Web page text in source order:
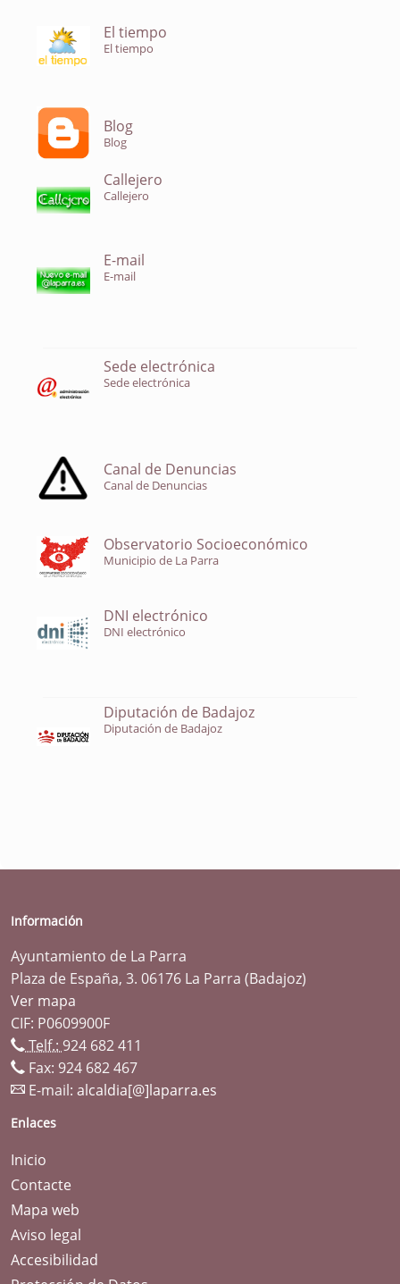
El tiempo
El tiempo
Blog
Blog
Callejero
Callejero
E-mail
E-mail
Sede electrónica
Sede electrónica
Canal de Denuncias
Canal de Denuncias
Observatorio Socioeconómico
Municipio de La Parra
DNI electrónico
DNI electrónico
Diputación de Badajoz
Diputación de Badajoz
Información
Ayuntamiento de La Parra
Plaza de España, 3. 06176 La Parra (Badajoz)
Ver mapa
CIF: P0609900F
Telf.: 924 682 411
Fax: 924 682 467
E-mail: alcaldia[@]laparra.es
Enlaces
Inicio
Contacte
Mapa web
Aviso legal
Accesibilidad